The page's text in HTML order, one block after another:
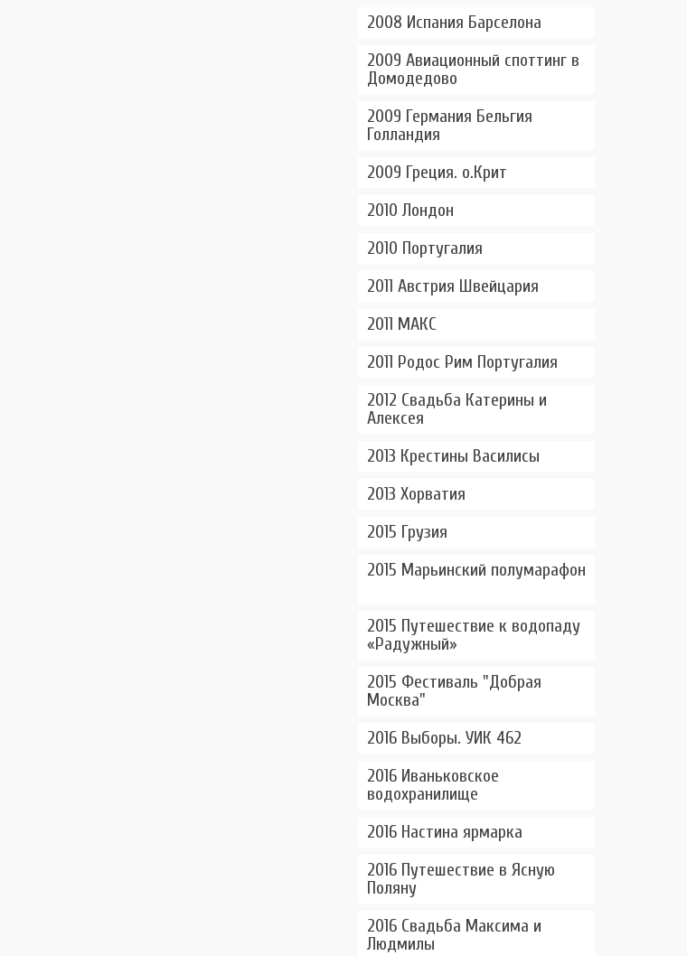
2008 Испания Барселона
2009 Авиационный споттинг в
Домодедово
2009 Германия Бельгия
Голландия
2009 Греция. о.Крит
2010 Лондон
2010 Португалия
2011 Австрия Швейцария
2011 МАКС
2011 Родос Рим Португалия
2012 Свадьба Катерины и
Алексея
2013 Крестины Василисы
2013 Хорватия
2015 Грузия
2015 Марьинский полумарафон
2015 Путешествие к водопаду
«Радужный»
2015 Фестиваль "Добрая
Москва"
2016 Выборы. УИК 462
2016 Иваньковское
водохранилище
2016 Настина ярмарка
2016 Путешествие в Ясную
Поляну
2016 Свадьба Максима и
Людмилы